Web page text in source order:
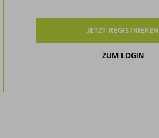
JETZT REGISTRIEREN
ZUM LOGIN